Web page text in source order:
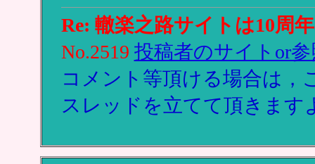
Re: 轍楽之路サイトは10周年
No.2519 投稿者のサイトor
コメント等頂ける場合は，
スレッドを立てて頂きます